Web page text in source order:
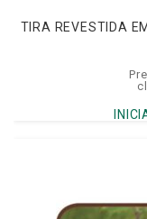
TIRA REVESTIDA